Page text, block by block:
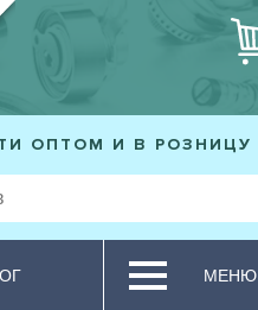
ОПТОМ И В РОЗНИЦУ
МЕНЮ